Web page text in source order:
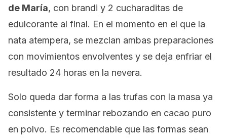
de María, con brandi y 2 cucharaditas de
edulcorante al final. En el momento en el que la
nata atempera, se mezclan ambas preparaciones
con movimientos envolventes y se deja enfriar el
resultado 24 horas en la nevera.
Solo queda dar forma a las trufas con la masa ya
consistente y terminar rebozando en cacao puro
en polvo. Es recomendable que las formas sean